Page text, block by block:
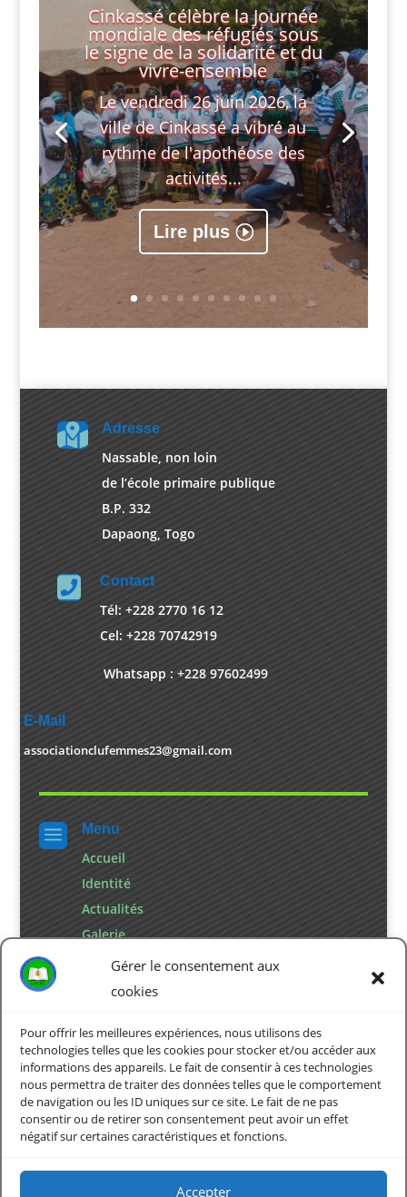
Gérer le consentement aux
cookies
Pour offrir les meilleures expériences, nous utilisons des
technologies telles que les cookies pour stocker et/ou accéder aux
informations des appareils. Le fait de consentir à ces technologies
nous permettra de traiter des données telles que le comportement
de navigation ou les ID uniques sur ce site. Le fait de ne pas
consentir ou de retirer son consentement peut avoir un effet
négatif sur certaines caractéristiques et fonctions.
Accepter
Cinkassé célèbre la Journée
mondiale des réfugiés sous
le signe de la solidarité et du
vivre-ensemble
Le vendredi 26 juin 2026, la
ville de Cinkassé a vibré au
rythme de l'apothéose des
activités...
Lire plus
 Adresse
Nassable, non loin
de l’école primaire publique
B.P. 332
Dapaong, Togo
 Contact
Tél: +228 2770 16 12
Cel: +228 70742919
Whatsapp : +228 97602499
E-Mail
associationclufemmes23@gmail.com
a Menu
Accueil
Identité
Actualités
Galerie
Contact
 Mention
Politique de confidentialité
Politique de cookies